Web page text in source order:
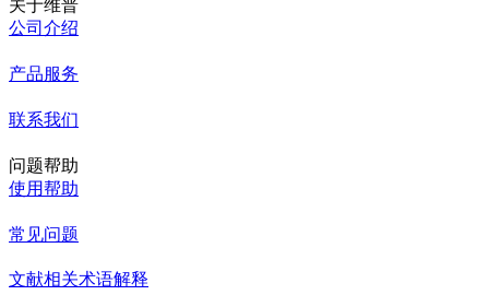
关于维普
公司介绍
产品服务
联系我们
问题帮助
使用帮助
常见问题
文献相关术语解释